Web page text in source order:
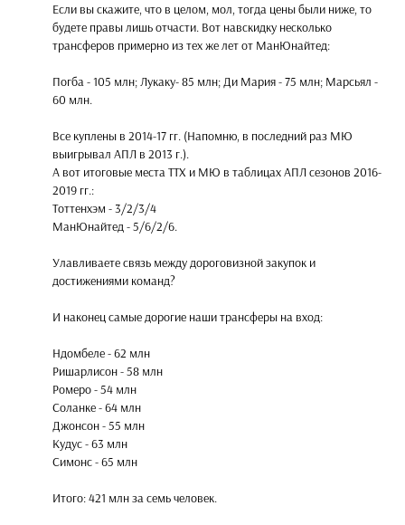
Если вы скажите, что в целом, мол, тогда цены были ниже, то
будете правы лишь отчасти. Вот навскидку несколько
трансферов примерно из тех же лет от МанЮнайтед:
Погба - 105 млн; Лукаку- 85 млн; Ди Мария - 75 млн; Марсьял -
60 млн.
Все куплены в 2014-17 гг. (Напомню, в последний раз МЮ
выигрывал АПЛ в 2013 г.).
А вот итоговые места ТТХ и МЮ в таблицах АПЛ сезонов 2016-
2019 гг.:
Тоттенхэм - 3/2/3/4
МанЮнайтед - 5/6/2/6.
Улавливаете связь между дороговизной закупок и
достижениями команд?
И наконец самые дорогие наши трансферы на вход:
Ндомбеле - 62 млн
Ришарлисон - 58 млн
Ромеро - 54 млн
Соланке - 64 млн
Джонсон - 55 млн
Кудус - 63 млн
Симонс - 65 млн
Итого: 421 млн за семь человек.